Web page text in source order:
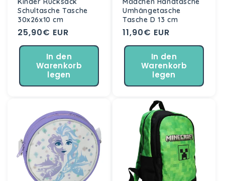
Schultasche Tasche
30x26x10 cm
Normaler
Preis
25,90€ EUR
In den
Warenkorb
legen
Umhängetasche
Tasche D 13 cm
Normaler
Preis
11,90€ EUR
In den
Warenkorb
legen